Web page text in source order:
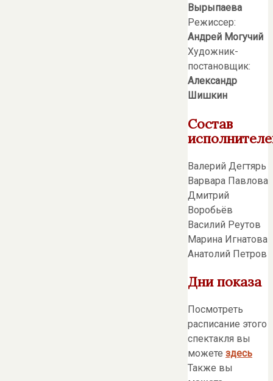
Вырыпаева
Режиссер:
Андрей Могучий
Художник-
постановщик:
Александр
Шишкин
Состав
Валерий Дегтярь
Варвара Павлова
Дмитрий
Воробьёв
Василий Реутов
Марина Игнатова
Анатолий Петров
Дни показа
Посмотреть
расписание этого
спектакля вы
можете здесь
Также вы